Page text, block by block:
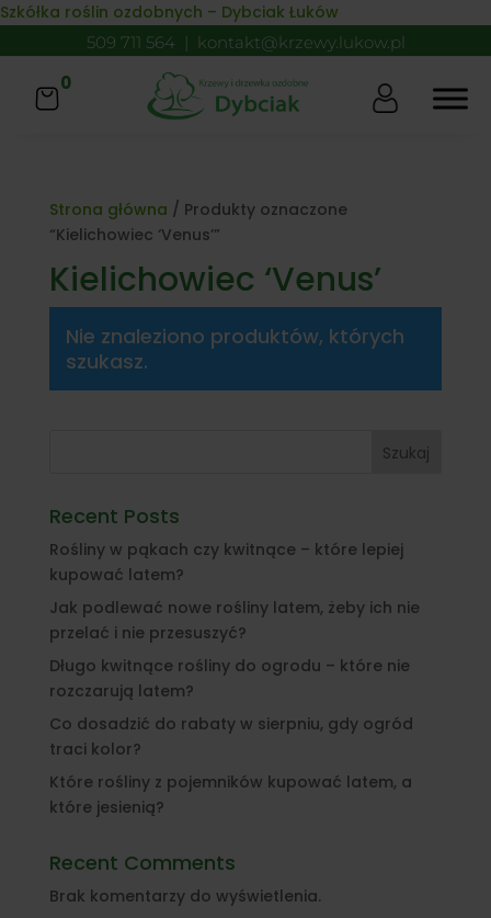
Skip to content
Szkółka roślin ozdobnych – Dybciak Łuków
509 711 564 | kontakt@krzewy.lukow.pl
0
Strona główna / Produkty oznaczone
“Kielichowiec ‘Venus’”
Kielichowiec ‘Venus’
Nie znaleziono produktów, których
szukasz.
Szukaj
Recent Posts
Rośliny w pąkach czy kwitnące – które lepiej
kupować latem?
Jak podlewać nowe rośliny latem, żeby ich nie
przelać i nie przesuszyć?
Długo kwitnące rośliny do ogrodu – które nie
rozczarują latem?
Co dosadzić do rabaty w sierpniu, gdy ogród
traci kolor?
Które rośliny z pojemników kupować latem, a
które jesienią?
Recent Comments
Brak komentarzy do wyświetlenia.